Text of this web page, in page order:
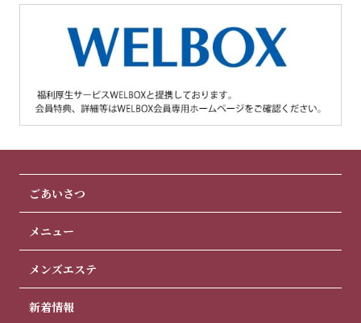
ごあいさつ
メニュー
メンズエステ
新着情報